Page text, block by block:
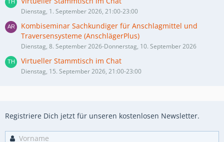
Dienstag, 1. September 2026, 21:00-23:00
Kombiseminar Sachkundiger für Anschlagmittel und
Traversensysteme (AnschlägerPlus)
Dienstag, 8. September 2026-Donnerstag, 10. September 2026
Virtueller Stammtisch im Chat
Dienstag, 15. September 2026, 21:00-23:00
Registriere Dich jetzt für unseren kostenlosen Newsletter.